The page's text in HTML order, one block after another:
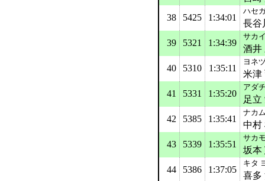
38
5425 1:34:01
ハセ
長谷
39
5321 1:34:39
サカ
酒井
40
5310 1:35:11
ヨネ
米津
41
5331 1:35:20
アダ
足立
42
5385 1:35:41
ナカ
中村
43
5339 1:35:51
サカ
坂本
44
5386 1:37:05
キタ
喜多